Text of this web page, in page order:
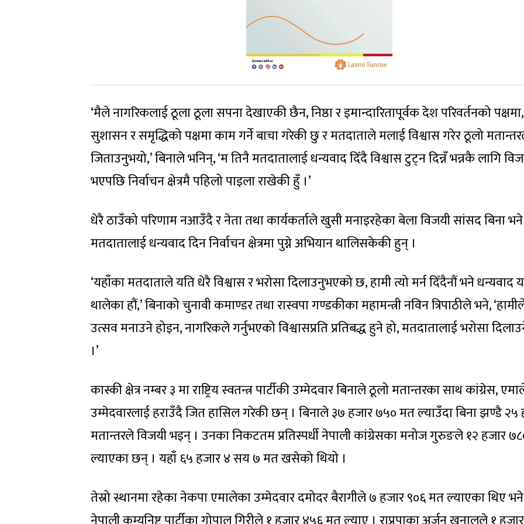
‘मैले नागरिकलाई ठूला ठूला सपना देखाएकी छैन, निष्ठा र इमान्दारितापूर्वक देश परिवर्तनको पक्षमा,
सुशासन र समृद्धिको पक्षमा काम गर्ने बाचा गरेकी छु र मतदाताले मलाई विश्वास गरेर ठूलो
जिताउनुभयो,’ बिनाले भनिन्, ‘म तिनै मतदातालाई धन्यवाद दिँदै विश्वास टुट्न दिन्नँ भन्नकै लागि
भएपछि निर्वाचन क्षेत्रमै पहिलो पाइला राखेकी हुँ ।’
धेरै ठाउँको परिणाम नआउँदै र नेता तथा कार्यकर्ताले खुसी मनाइरहेका बेला विजयी सांसद बिना भने
मतदातालाई धन्यवाद दिन निर्वाचन क्षेत्रमा पुग्ने अभियान थालिसकेकी हुन् ।
‘यहाँका मतदाताले यति धेरै विश्वास र भरोसा दिलाउनुभएको छ, हामी त्यो मर्न दिँदैनौं भने धन्यवाद
थालेका हौं,’ बिनाको चुनावी कमाण्डर तथा रास्वपा गण्डकीका महामन्त्री नविन त्रिपाठीले भने,
उत्सव मनाउने होइन, नागरिकले गर्नुभएको विश्वासप्रति प्रतिबद्ध हुने हो, मतदातालाई भरोसा
।’
कास्की क्षेत्र नम्बर ३ मा राष्ट्रिय स्वतन्त्र पार्टीकी उम्मेदवार बिनाले ठूलो मतान्तरका साथ कांग्रेस,
उम्मेदवारलाई हराउँदै जित हासिल गरेकी छन् । बिनाले ३७ हजार ७५० मत ल्याउँदा बिना झण्डै २५
मतान्तरले विजयी भइन् । उनका निकटतम प्रतिस्पर्धी नेपाली कांग्रेसका मनोज गुरुङले १२ हजार
ल्याएका छन् । यहाँ ६५ हजार ४ सय ७ मत खसेको थियो ।
तेस्रो स्थानमा रहेका नेकपा एमालेका उम्मेदवार दमोदर बैरागीले ७ हजार ९०६ मत ल्याएका थिए भने